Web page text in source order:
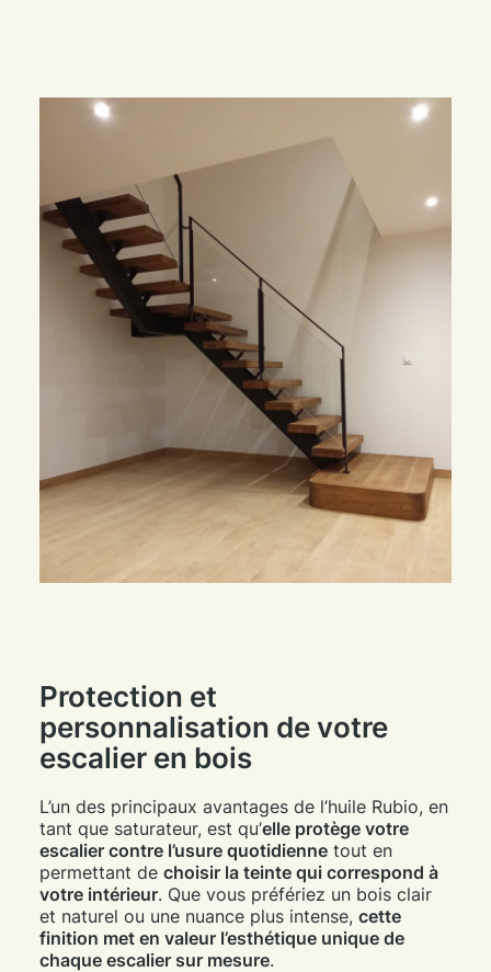
Protection et
personnalisation de votre
escalier en bois
L’un des principaux avantages de l’huile Rubio, en
tant que saturateur, est qu’elle protège votre
escalier contre l’usure quotidiennetout en
permettant de choisir la teinte qui correspond à
votre intérieur. Que vous préfériez un bois clair
et naturel ou une nuance plus intense, cette
finition met en valeur l’esthétique unique de
chaque escalier sur mesure.